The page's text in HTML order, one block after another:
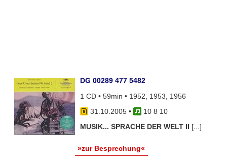
DG 00289 477 5482
1 CD • 59min • 1952, 1953, 1956
31.10.2005•
10 8 10
MUSIK... SPRACHE DER WELT II [...]
»zur Besprechung«